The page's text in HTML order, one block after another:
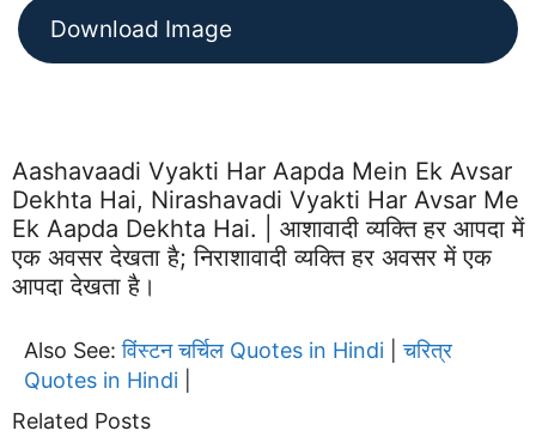
Download Image
Aashavaadi Vyakti Har Aapda Mein Ek Avsar
Dekhta Hai, Nirashavadi Vyakti Har Avsar Me
Ek Aapda Dekhta Hai. | आशावादी व्यक्ति हर आपदा में
एक अवसर देखता है; निराशावादी व्यक्ति हर अवसर में एक
आपदा देखता है।
Also See:विंस्टन चर्चिल Quotes in Hindi |चरित्र
Quotes in Hindi
Related Posts